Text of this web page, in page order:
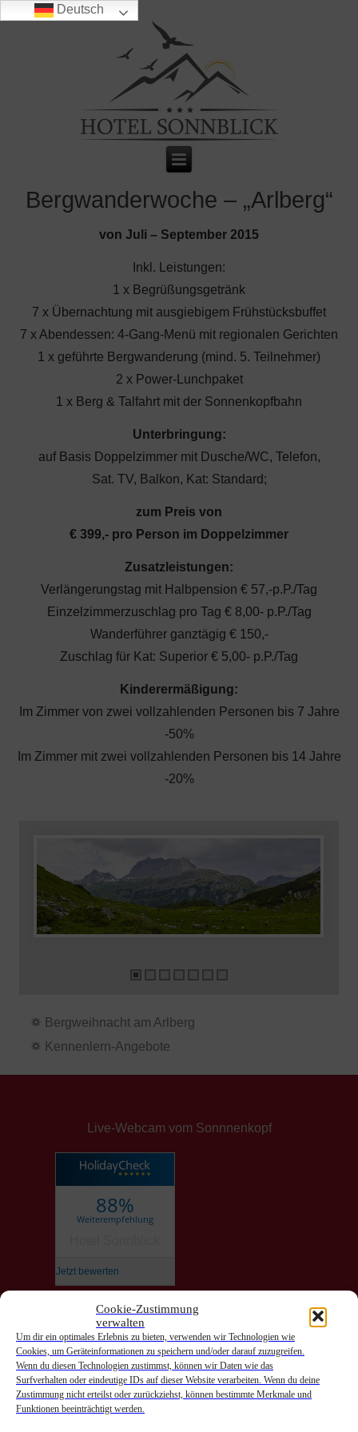
Cookie-Zustimmung
verwalten
Um dir ein optimales Erlebnis zu bieten, verwenden wir Technologien wie
Cookies, um Geräteinformationen zu speichern und/oder darauf zuzugreifen.
Wenn du diesen Technologien zustimmst, können wir Daten wie das
Surfverhalten oder eindeutige IDs auf dieser Website verarbeiten. Wenn du deine
Zustimmung nicht erteilst oder zurückziehst, können bestimmte Merkmale und
Funktionen beeinträchtigt werden.
Deutsch
Bergwanderwoche – „Arlberg“
von Juli – September 2015
Inkl. Leistungen:
1 x Begrüßungsgetränk
7 x Übernachtung mit ausgiebigem Frühstücksbuffet
7 x Abendessen: 4-Gang-Menü mit regionalen Gerichten
1 x geführte Bergwanderung (mind. 5. Teilnehmer)
2 x Power-Lunchpaket
1 x Berg & Talfahrt mit der Sonnenkopfbahn
Unterbringung:
auf Basis Doppelzimmer mit Dusche/WC, Telefon,
Sat. TV, Balkon, Kat: Standard;
zum Preis von
€ 399,- pro Person im Doppelzimmer
Zusatzleistungen:
Verlängerungstag mit Halbpension € 57,-p.P./Tag
Einzelzimmerzuschlag pro Tag € 8,00- p.P./Tag
Wanderführer ganztägig € 150,-
Zuschlag für Kat: Superior € 5,00- p.P./Tag
Kinderermäßigung:
Im Zimmer von zwei vollzahlenden Personen bis 7 Jahre
-50%
Im Zimmer mit zwei vollzahlenden Personen bis 14 Jahre
-20%
Bergweihnacht am Arlberg
Kennenlern-Angebote
Live-Webcam vom Sonnnenkopf
88%
Weiterempfehlung
Jetzt bewerten
Abreise